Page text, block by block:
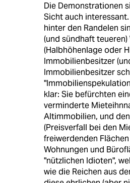
Die Demonstrationen
Sicht auch
hinter den Randelen
(und sündhaft teueren)
(Halbhöhenlage oder
Immobilienbesitzer
Immobilienbesitzer
klar: Sie befürchten
verminderte
Altimmobilien, und
(Preisverfall bei den
freiwerdenden
Wohnungen und
"nützlichen Idioten",
wie die Reichen aus